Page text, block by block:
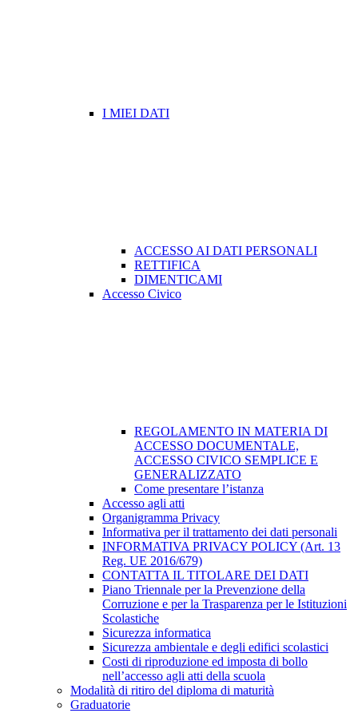
I MIEI DATI
ACCESSO AI DATI PERSONALI
RETTIFICA
DIMENTICAMI
Accesso Civico
REGOLAMENTO IN MATERIA DI
ACCESSO DOCUMENTALE,
ACCESSO CIVICO SEMPLICE E
GENERALIZZATO
Come presentare l’istanza
Accesso agli atti
Organigramma Privacy
Informativa per il trattamento dei dati personali
INFORMATIVA PRIVACY POLICY (Art. 13
Reg. UE 2016/679)
CONTATTA IL TITOLARE DEI DATI
Piano Triennale per la Prevenzione della
Corruzione e per la Trasparenza per le Istituzioni
Scolastiche
Sicurezza informatica
Sicurezza ambientale e degli edifici scolastici
Costi di riproduzione ed imposta di bollo
nell’accesso agli atti della scuola
Modalità di ritiro del diploma di maturità
Graduatorie